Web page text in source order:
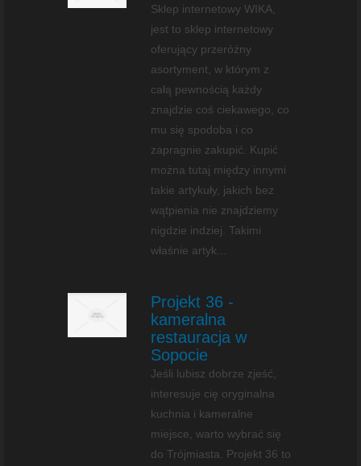
Sklep internetowy WIKA,
jest to sklep internetowy
oferujący przeróżny
asortyment, w którym z
całą pewnością każdy
znajdzie coś ciekawego, co
mu się spodoba i co
zapragnie zakupić. Kupić
można tutaj między innymi
takie artykuły, jakich bez
wątpienia nie znajdziemy
nigdzie indziej. Takimi
właśnie artyk...
Projekt 36 -
kameralna
restauracja w
Sopocie
Jeśli lubisz dobrze zjeść,
interesuje cię oryginalna
kuchnia i kameralne
miejsce, warto wybrać się
do Trójmiasta. Projekt 36 to